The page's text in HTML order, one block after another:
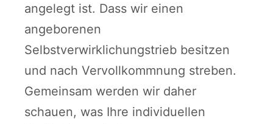
angelegt ist. Dass wir einen
angeborenen
Selbstverwirklichungstrieb besitzen
und nach Vervollkommnung streben.
Gemeinsam werden wir daher
schauen, was Ihre individuellen